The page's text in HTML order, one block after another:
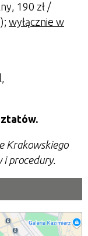
190 zł /
wyłącznie w
Krakowskiego
i procedury.